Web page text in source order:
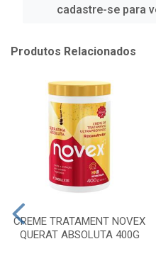
cadastre-se para
Produtos Relacionados
CREME TRATAMENT NOVEX
QUERAT ABSOLUTA 400G